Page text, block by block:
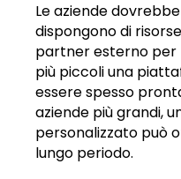
Le aziende
dispongono di
partner esterno per
più piccoli una
essere spesso
aziende più grandi,
personalizzato può
lungo periodo.